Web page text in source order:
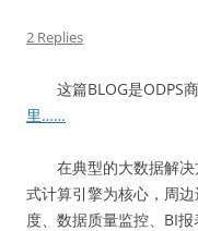
2 Replies
这篇BLOG是ODPS商
里……
在典型的大数据解决
式计算引擎为核心，周
度、数据质量监控、BI